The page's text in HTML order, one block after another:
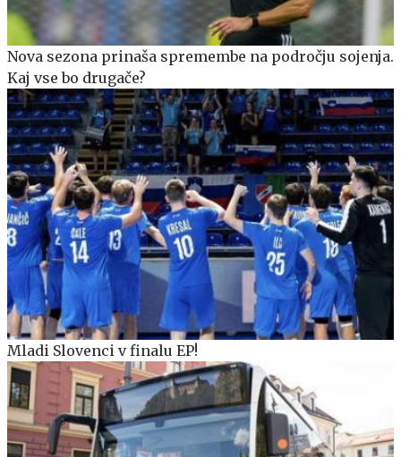
Nova sezona prinaša spremembe na področju sojenja.
Kaj vse bo drugače?
Mladi Slovenci v finalu EP!